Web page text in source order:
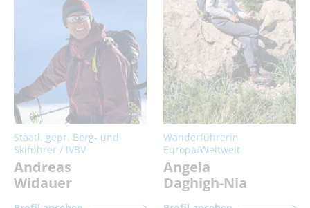
Staatl. gepr. Berg- und
Skiführer / IVBV
Andreas
Widauer
Wanderführerin
Europa/Weltweit
Angela
Daghigh-Nia